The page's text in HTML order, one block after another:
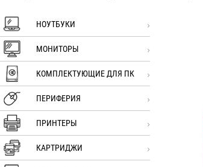
НОУТБУКИ
МОНИТОРЫ
КОМПЛЕКТУЮЩИЕ ДЛЯ ПК
ПЕРИФЕРИЯ
ПРИНТЕРЫ
КАРТРИДЖИ